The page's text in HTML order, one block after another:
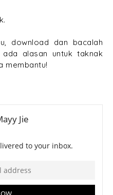
download dan bacalah
alasan untuk taknak
membantu!